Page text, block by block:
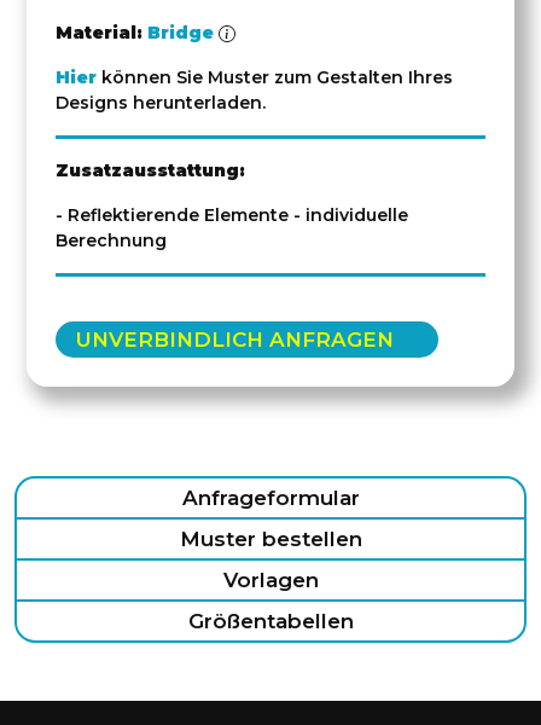
Material: Bridge
Hier können Sie Muster zum Gestalten Ihres
Designs herunterladen.
Zusatzausstattung:
- Reflektierende Elemente - individuelle
Berechnung
UNVERBINDLICH ANFRAGEN
Anfrageformular
Muster bestellen
Vorlagen
Größentabellen